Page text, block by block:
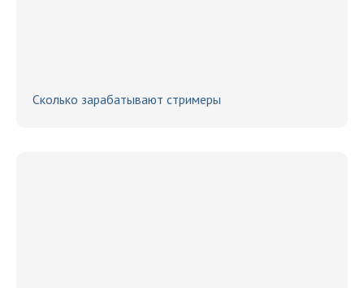
Сколько зарабатывают стримеры